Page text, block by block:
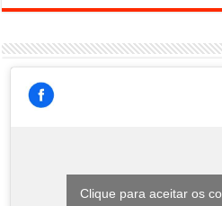
Clique para aceitar os